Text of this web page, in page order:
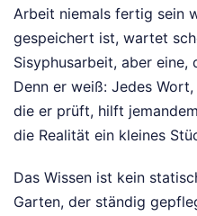
Arbeit niemals fertig sein
gespeichert ist, wartet
Sisyphusarbeit, aber
Denn er weiß: Jedes
die er prüft, hilft
die Realität ein kleines
Das Wissen ist kein
Garten, der ständig